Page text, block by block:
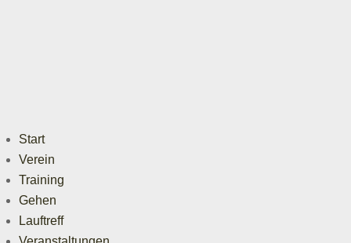
Start
Verein
Training
Gehen
Lauftreff